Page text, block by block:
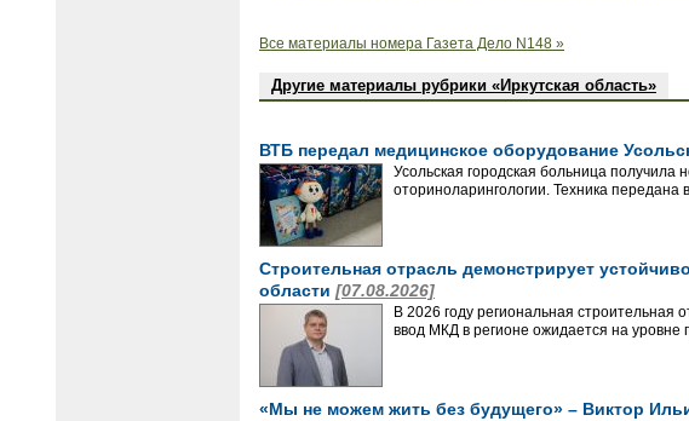
Все материалы номера Газета Дело N148 »
Другие материалы рубрики «Иркутская область»
ВТБ передал медицинское оборудование
Усольская городская больница
оториноларингологии. Техника
Строительная отрасль демонстрирует
области [07.08.2026]
В 2026 году региональная строительная
ввод МКД в регионе ожидается на
«Мы не можем жить без будущего» – Виктор